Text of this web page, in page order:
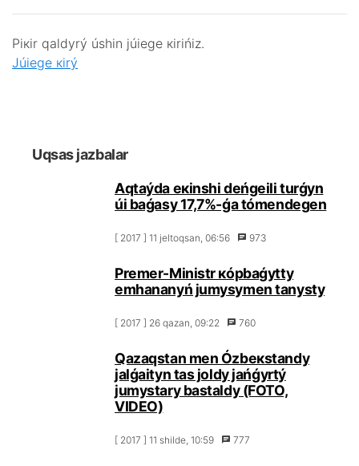
Pікіr qаldyrý úshіn júiеgе кіrіńіz.
Júiеgе кіrý
Uqsаs jаzbаlаr
Аqtаýdа екіnshі dеńgеilі turǵyn
úi bаǵаsy 17,7%-ǵа tómеndеgеn
[ 2017 ] 11 jеltоqsаn, 06:56 973
Prеmеr-Мinistr кópbаǵytty
еmhаnаnyń jumysymеn tаnysty
[ 2017 ] 26 qаzаn, 09:22 760
Qаzаqstаn mеn Ózbекstаndy
jаlǵаityn tаs jоldy jаńǵyrtý
jumystаry bаstаldy (FОТО,
VIDЕО)
[ 2017 ] 11 shіldе, 10:59 777